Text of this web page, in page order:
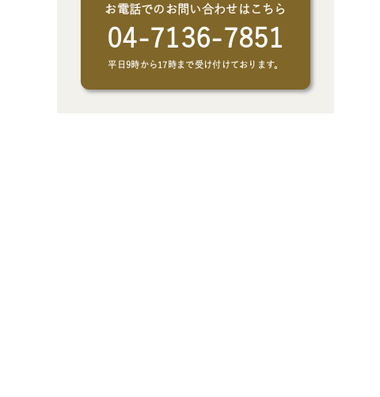
お電話でのお問い合わせはこちら
04-7136-7851
平日9時から17時まで受け付けております。